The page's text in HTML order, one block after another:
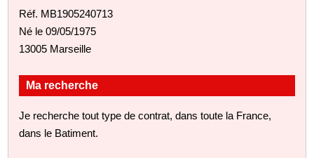
Réf. MB1905240713
Né le 09/05/1975
13005 Marseille
Ma recherche
Je recherche tout type de contrat, dans toute la France,
dans le Batiment.